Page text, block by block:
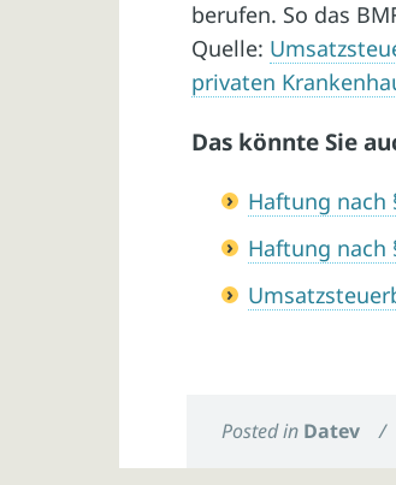
berufen. So das
Quelle:
privaten
Das könnte Sie
Haftung nach
Haftung nach
Posted in Datev /